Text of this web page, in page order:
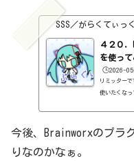
SSS／がらくてぃっ
４２０
を使っ
🕒️2026-
リミッターで
使いたくな
anagerとい
い言葉など
今後、Brainworxのプラ
りなのかなぁ。